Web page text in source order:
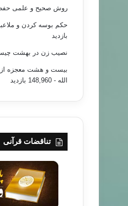
روش صحیح و علمی
حکم بوسه کردن و
بازدید
نصیب زن در بهشت
بیست و هشت معجزه
الله - 148,960 بازدید
تناقضات قرآنی